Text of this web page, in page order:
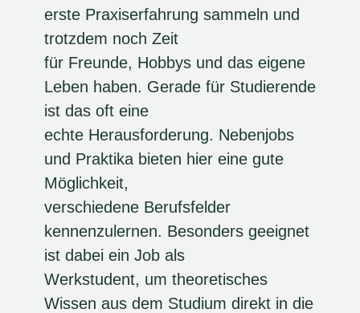
erste Praxiserfahrung sammeln und
trotzdem noch Zeit
für Freunde, Hobbys und das eigene
Leben haben. Gerade für Studierende
ist das oft eine
echte Herausforderung. Nebenjobs
und Praktika bieten hier eine gute
Möglichkeit,
verschiedene Berufsfelder
kennenzulernen. Besonders geeignet
ist dabei ein Job als
Werkstudent, um theoretisches
Wissen aus dem Studium direkt in die